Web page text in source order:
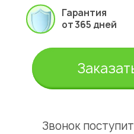
Гарантия
от 365 дней
Звонок